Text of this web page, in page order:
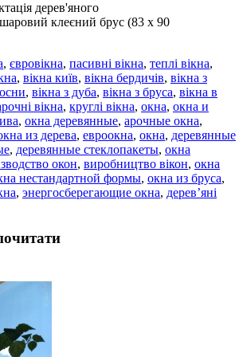
дерев'яного
клеєний брус (83 х 90
, євровікна, пасивні вікна, теплі вікна,
, вікна київ, вікна бердичів, вікна з
, вікна з дуба, вікна з бруса, вікна в
вікна, круглі вікна, окна, окна и
, окна деревянные, арочные окна,
из дерева, евроокна, окна, деревянные
, деревянные стеклопакеты, окна
окон, виробництво вікон, окна
нестандартной формы, окна из бруса,
, энергосберегающие окна, дерев’яні